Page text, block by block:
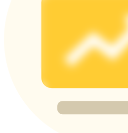
USDT New User Exclusive
USDT Flexible Staking | Daily
New Listing Futures Fest